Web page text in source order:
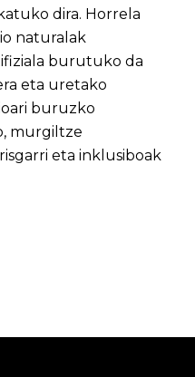
dira. Horrela
naturalak
burutuko da
eta uretako
buruzko
murgiltze
eta inklusiboak